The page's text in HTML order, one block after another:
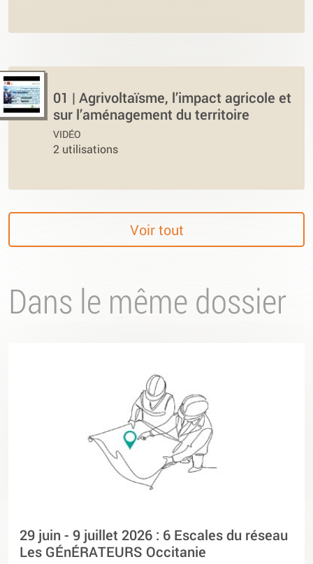
01 | Agrivoltaïsme, l’impact agricole et
sur l’aménagement du territoire
VIDÉO
2 utilisations
Voir tout
Dans le même dossier
29 juin - 9 juillet 2026 : 6 Escales du réseau
Les GÉnÉRATEURS Occitanie